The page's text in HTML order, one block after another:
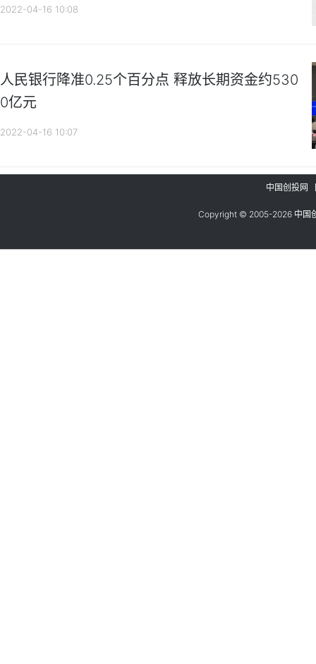
2022-04-16 10:08
人民银行降准0.25个百分点 释放长期资金约530
0亿元
2022-04-16 10:07
中国创投网
Copyright © 2005-2026 中国